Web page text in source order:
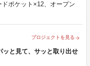
ポケット×12、オープン
プロジェクトを見る arrow_forward
ッと見て、サッと取り出せ